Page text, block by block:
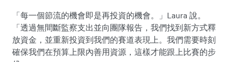
「每一個節流的機會即是再投資的機會。」Laura 說。
「透過無間斷監察支出並向團隊報告，我們找到新方式釋
放資金，並重新投資到我們的賽道表現上。我們需要時刻
確保我們在預算上限內善用資源，這樣才能跟上比賽的步